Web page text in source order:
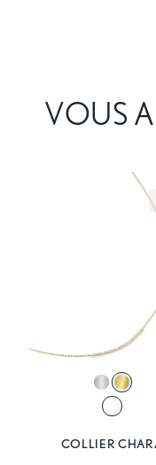
VOUS
COLLIER